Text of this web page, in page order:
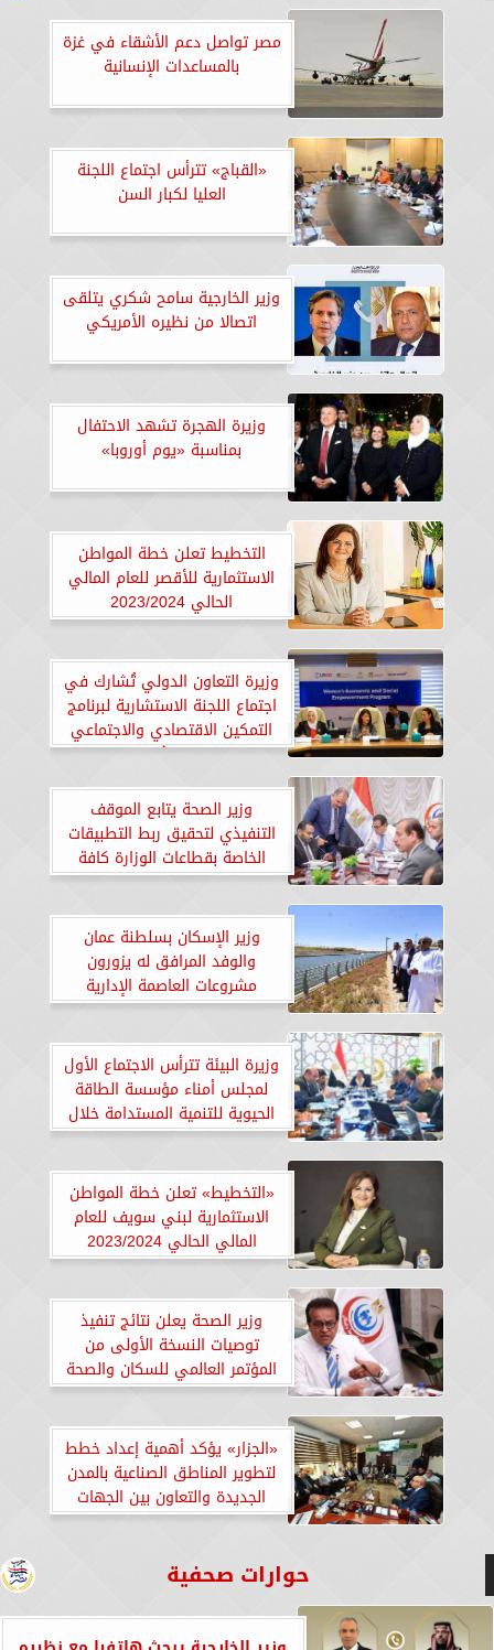
مصر تواصل دعم الأشقاء في غزة
بالمساعدات الإنسانية
«القباج» تترأس اجتماع اللجنة
العليا لكبار السن
وزير الخارجية سامح شكري يتلقى
اتصالا من نظيره الأمريكي
وزيرة الهجرة تشهد الاحتفال
بمناسبة «يوم أوروبا»
التخطيط تعلن خطة المواطن
الاستثمارية للأقصر للعام المالي
الحالي 2023/2024
وزيرة التعاون الدولي تُشارك في
اجتماع اللجنة الاستشارية لبرنامج
التمكين الاقتصادي والاجتماعي
للمرأة
وزير الصحة يتابع الموقف
التنفيذي لتحقيق ربط التطبيقات
الخاصة بقطاعات الوزارة كافة
وزير الإسكان بسلطنة عمان
والوفد المرافق له يزورون
مشروعات العاصمة الإدارية
للاطلاع على التجربة العمرانية
وزيرة البيئة تترأس الاجتماع الأول
لمجلس أمناء مؤسسة الطاقة
الحيوية للتنمية المستدامة خلال
2024
«التخطيط» تعلن خطة المواطن
الاستثمارية لبني سويف للعام
المالي الحالي 2023/2024
وزير الصحة يعلن نتائج تنفيذ
توصيات النسخة الأولى من
المؤتمر العالمي للسكان والصحة
والتنمية
«الجزار» يؤكد أهمية إعداد خطط
لتطوير المناطق الصناعية بالمدن
الجديدة والتعاون بين الجهات
المعنية
حوارات صحفية